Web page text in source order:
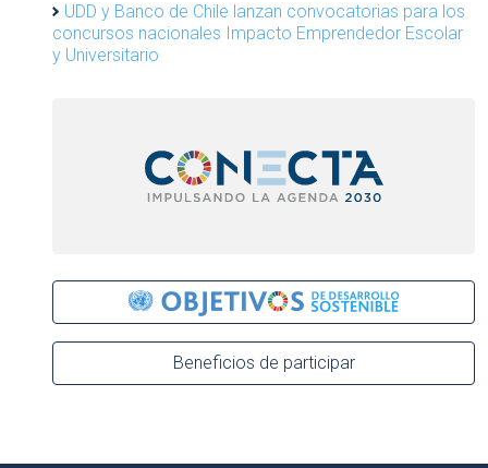
UDD y Banco de Chile lanzan convocatorias para los
concursos nacionales Impacto Emprendedor Escolar
y Universitario
Beneficios de participar